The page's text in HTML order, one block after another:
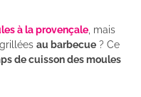
à la provençale , mais
au barbecue ? Ce
de cuisson des moules